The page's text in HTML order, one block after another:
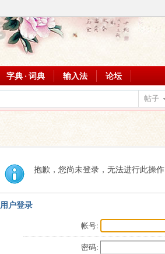
字典 · 词典 输入法 论坛
帖子
抱歉，您尚未登录，无法进行此操作
用户登录
帐号:
密码: